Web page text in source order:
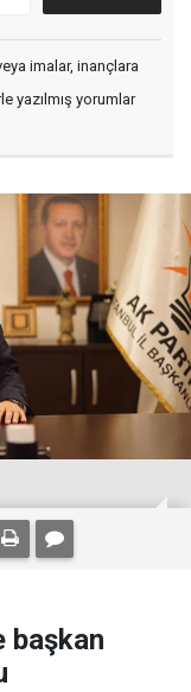
imalar, inançlara
yazılmış yorumlar
başkan